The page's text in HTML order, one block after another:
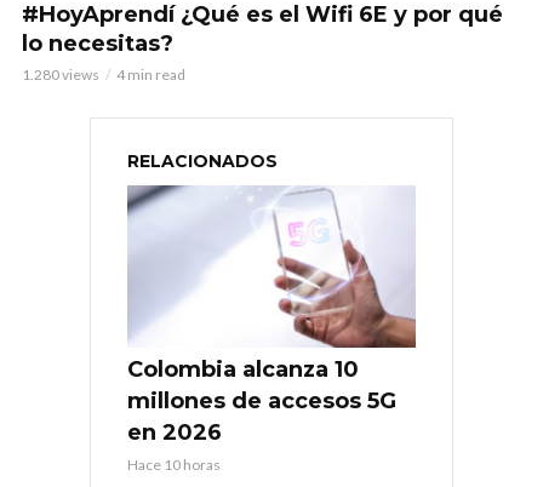
#HoyAprendí ¿Qué es el Wifi 6E y por qué
lo necesitas?
1.280 views 4 min read
RELACIONADOS
Colombia alcanza 10
millones de accesos 5G
en 2026
Hace 10 horas